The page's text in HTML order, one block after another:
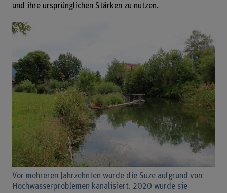
und ihre ursprünglichen Stärken zu nutzen.
Vor mehreren Jahrzehnten wurde die Suze aufgrund von
Hochwasserproblemen kanalisiert. 2020 wurde sie